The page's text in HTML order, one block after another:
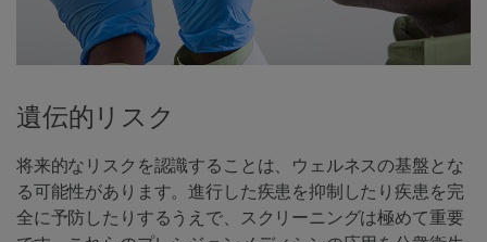
遺伝的リスク
将来的なリスクを認識することは、ウェルネスの基盤とな
る可能性があります。進行した疾患を抑制したり疾患を完
全に予防したりするうえで、スクリーニングは極めて重要